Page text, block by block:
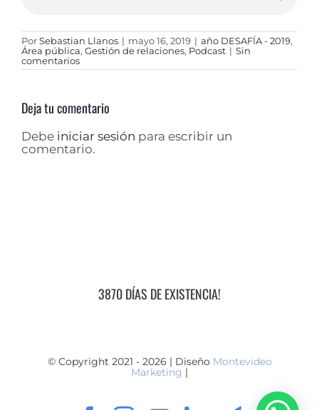
PorSebastian Llanos | mayo 16, 2019 | año DESAFÍA - 2019,
Área pública, Gestión de relaciones, Podcast | Sin
comentarios
Deja tu comentario
Debe iniciar sesión para escribir un
comentario.
3870 DÍAS DE EXISTENCIA!
© Copyright 2021 - 2026 | Diseño Montevideo
Marketing |